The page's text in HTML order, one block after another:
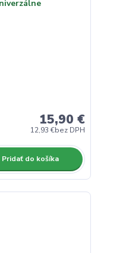
15,90 €
12,93 €bez DPH
Pridať do košíka